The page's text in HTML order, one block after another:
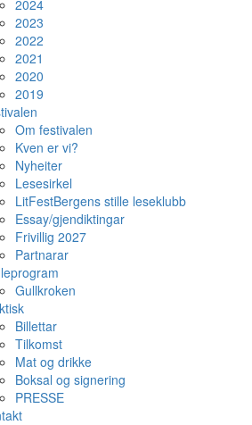
2024
2023
2022
2021
2020
2019
Om festivalen
Kven er vi?
Nyheiter
Lesesirkel
LitFestBergens stille leseklubb
Essay/gjendiktingar
Frivillig 2027
Partnarar
Gullkroken
Billettar
Tilkomst
Mat og drikke
Boksal og signering
PRESSE